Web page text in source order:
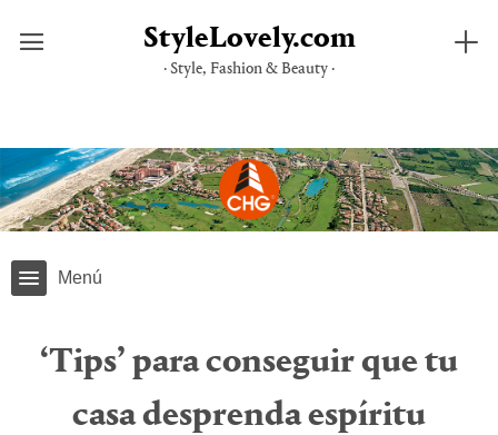
contenido
StyleLovely.com
· Style, Fashion & Beauty ·
Menú
‘Tips’ para conseguir que tu
casa desprenda espíritu